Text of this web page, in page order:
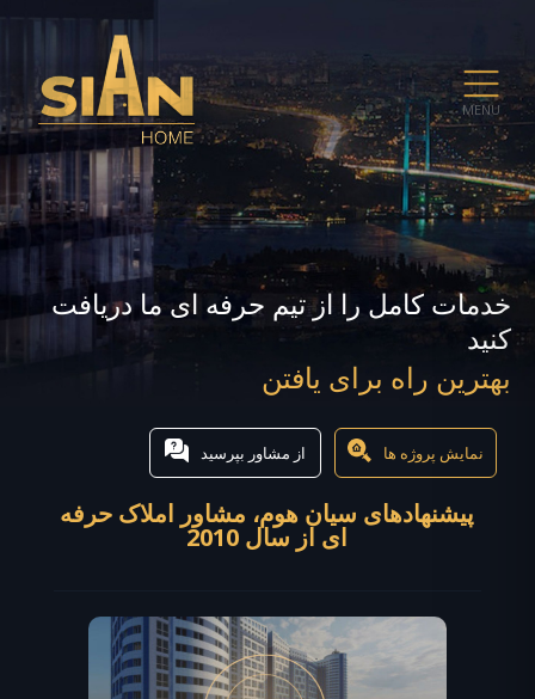
MENU
خدمات کامل را از تیم حرفه ای ما دریافت
کنید
بهترین راه برای یافتن
نمایش پروژه ها از مشاور بپرسید
پیشنهادهای سیان هوم، مشاور املاک حرفه
ای از سال 2010